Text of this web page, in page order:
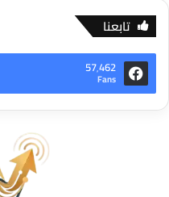
تابعنا
57٬462
Fans